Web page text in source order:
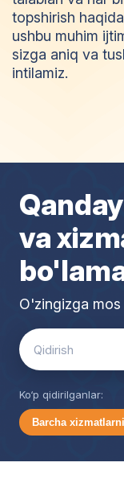
topshirish
ushbu muhim
sizga aniq va
intilamiz.
mtiy oz
va
O'zingizga
Search
for:
Ko‘p qidirilganlar:
Barcha